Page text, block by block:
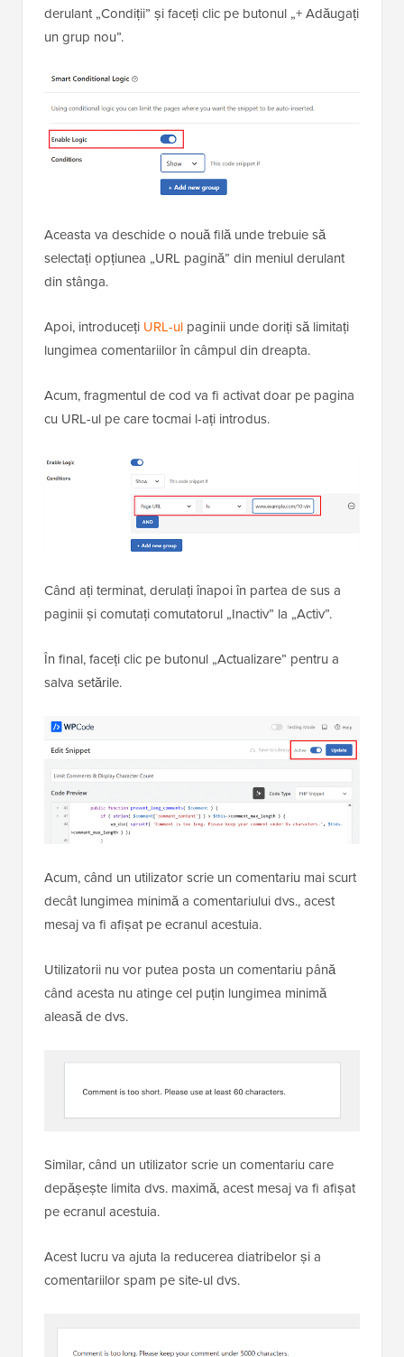
derulant „Condiții” și faceți clic pe butonul „+ Adăugați
un grup nou”.
Aceasta va deschide o nouă filă unde trebuie să
selectați opțiunea „URL pagină” din meniul derulant
din stânga.
Apoi, introduceți URL-ul paginii unde doriți să limitați
lungimea comentariilor în câmpul din dreapta.
Acum, fragmentul de cod va fi activat doar pe pagina
cu URL-ul pe care tocmai l-ați introdus.
Când ați terminat, derulați înapoi în partea de sus a
paginii și comutați comutatorul „Inactiv” la „Activ”.
În final, faceți clic pe butonul „Actualizare” pentru a
salva setările.
Acum, când un utilizator scrie un comentariu mai scurt
decât lungimea minimă a comentariului dvs., acest
mesaj va fi afișat pe ecranul acestuia.
Utilizatorii nu vor putea posta un comentariu până
când acesta nu atinge cel puțin lungimea minimă
aleasă de dvs.
Similar, când un utilizator scrie un comentariu care
depășește limita dvs. maximă, acest mesaj va fi afișat
pe ecranul acestuia.
Acest lucru va ajuta la reducerea diatribelor și a
comentariilor spam pe site-ul dvs.